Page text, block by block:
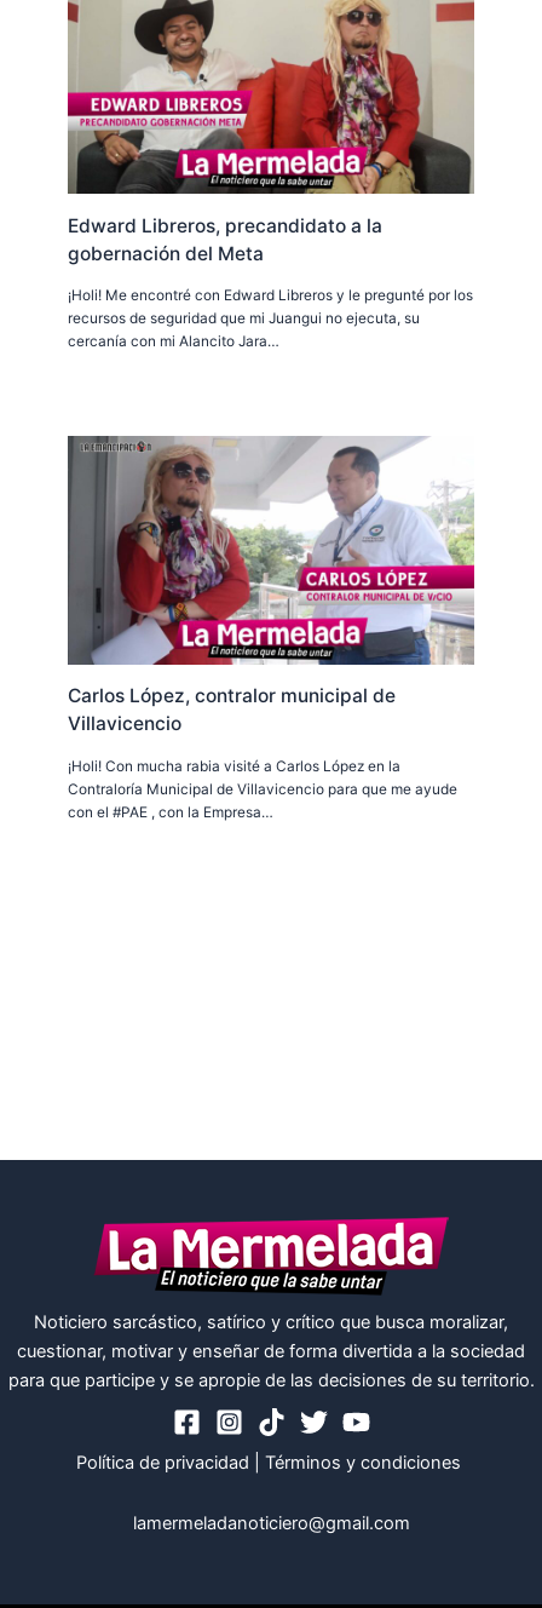
Edward Libreros, precandidato a la
gobernación del Meta
¡Holi! Me encontré con Edward Libreros y le pregunté por los
recursos de seguridad que mi Juangui no ejecuta, su
cercanía con mi Alancito Jara…
Carlos López, contralor municipal de
Villavicencio
¡Holi! Con mucha rabia visité a Carlos López en la
Contraloría Municipal de Villavicencio para que me ayude
con el #PAE , con la Empresa…
Noticiero sarcástico, satírico y crítico que busca moralizar,
cuestionar, motivar y enseñar de forma divertida a la sociedad
para que participe y se apropie de las decisiones de su territorio.
Política de privacidad Términos y condiciones
lamermeladanoticiero@gmail.com